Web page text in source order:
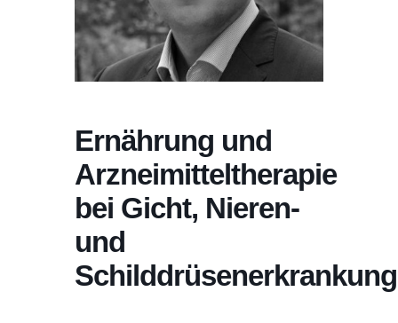
Ernährung und
Arzneimitteltherapie
bei Gicht, Nieren-
und